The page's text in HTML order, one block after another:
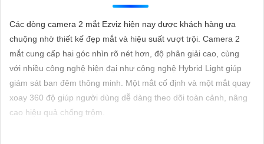
TƯ
VẤN
LẮP
ĐẶT
Các dòng camera 2 mắt Ezviz hiện nay được khách hàng ưa
chuộng nhờ thiết kế đẹp mắt và hiệu suất vượt trội. Camera 2
mắt cung cấp hai góc nhìn rõ nét hơn, độ phân giải cao, cùng
với nhiều công nghệ hiện đại như công nghệ Hybrid Light giúp
giám sát ban đêm thông minh. Một mắt cố định và một mắt quay
xoay 360 độ giúp người dùng dễ dàng theo dõi toàn cảnh, nâng
cao hiệu quả chống trộm.